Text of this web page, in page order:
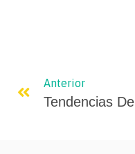
Anterior